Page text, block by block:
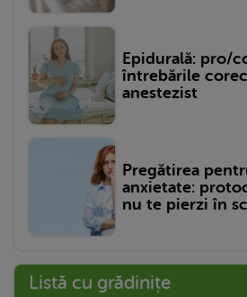
Epidurală: pro/
întrebările
anestezist
Pregătirea
anxietate:
nu te pierzi în
Listă cu grădinițe